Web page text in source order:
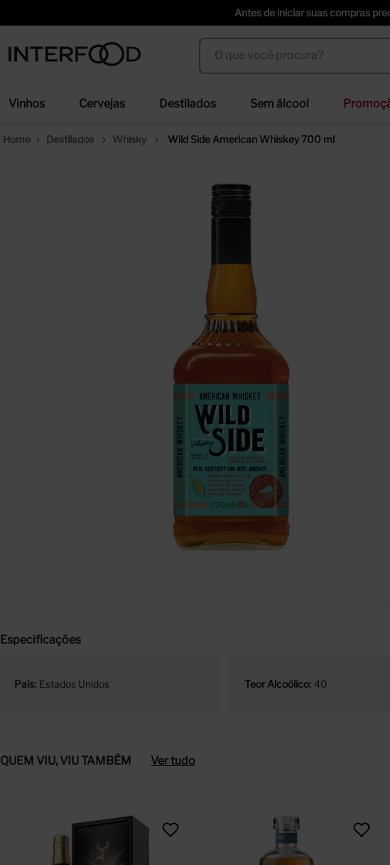
Antes de iniciar suas compras
O que você procura?
Vinhos Cervejas Destilados Sem álcool
Destilados Whisky Wild Side American Whiskey 700 ml
Especificações
País Estados Unidos Teor Alcoólico 40
QUEM VIU, VIU TAMBÉM Ver tudo
Termos mais buscados